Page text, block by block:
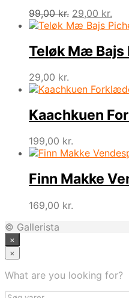
99,00kr. Den
oprindelige
var:
99,00 kr..
29,00 kr.
er:
Teløk Mæ Bajs
29,00 kr.
Kaachkuen
199,00 kr.
Finn Makke
169,00 kr.
© Gallerista
×
×
What are you looking for?